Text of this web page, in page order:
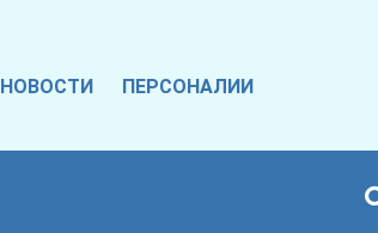
НОВОСТИ ПЕРСОНАЛИИ